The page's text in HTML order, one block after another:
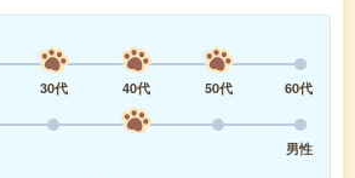
30代 40代 50代
60代
男性